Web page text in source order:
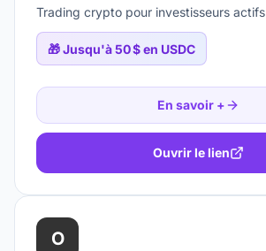
Trading crypto pour investisseurs actifs
🎁Jusqu'à 50 $ en USDC
En savoir +
Ouvrir le lien
O